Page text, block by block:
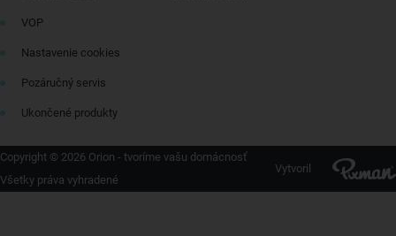
VOP
Nastavenie cookies
Pozáručný servis
Ukončené produkty
Copyright © 2026 Orion - tvoríme vašu domácnosť
Všetky práva vyhradené
Vytvoril